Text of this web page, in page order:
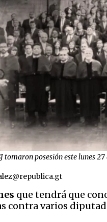
tomaron posesión este lunes
que tendrá que
contra varios